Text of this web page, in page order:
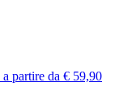
a partire da € 59,90